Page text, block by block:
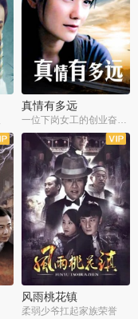
真情有多远
一位下岗女工的创业奋斗史
全36集
风雨桃花镇
柔弱少爷扛起家族荣誉